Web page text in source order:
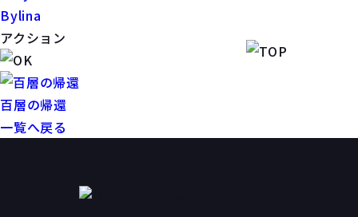
Bylina
アクション
百層の帰還
一覧へ戻る